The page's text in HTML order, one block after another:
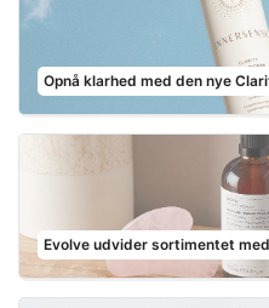
Opnå klarhed med den nye
Evolve udvider sortimentet